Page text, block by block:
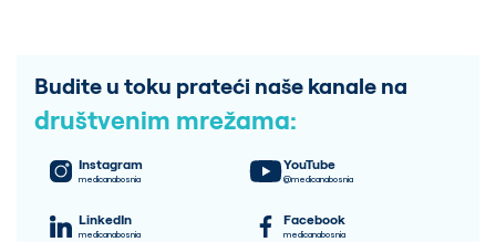
Budite u toku prateći naše kanale na
društvenim mrežama:
Instagram
medicanabosnia
YouTube
@medicanabosnia
LinkedIn
medicanabosnia
Facebook
medicanabosnia